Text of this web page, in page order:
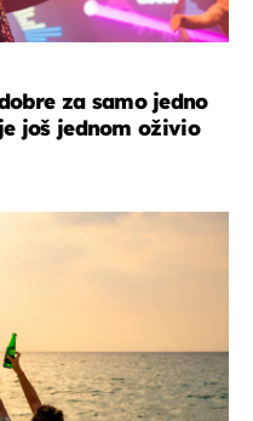
za samo jedno
još jednom oživio